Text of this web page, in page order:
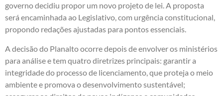
governo decidiu propor um novo projeto de lei. A proposta
será encaminhada ao Legislativo, com urgência constitucional,
propondo redações ajustadas para pontos essenciais.
A decisão do Planalto ocorre depois de envolver os ministérios
para análise e tem quatro diretrizes principais: garantir a
integridade do processo de licenciamento, que proteja o meio
ambiente e promova o desenvolvimento sustentável;